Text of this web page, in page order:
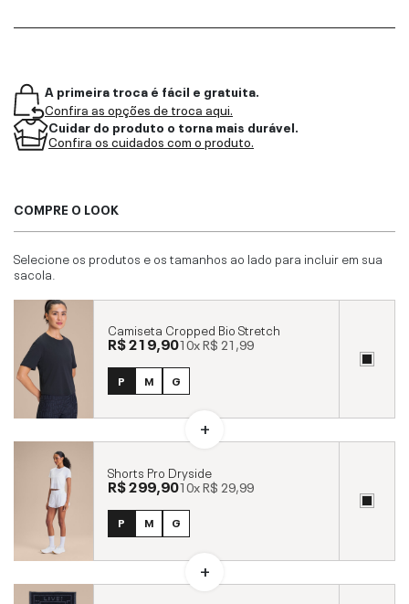
A primeira troca é fácil e gratuita.
Confira as opções de troca aqui.
Cuidar do produto o torna mais durável.
Confira os cuidados com o produto.
COMPRE O LOOK
Selecione os produtos e os tamanhos ao lado para incluir em sua
sacola.
Camiseta Cropped Bio Stretch
R$ 219,9010xR$ 21,99
P M G
Shorts Pro Dryside
R$ 299,9010xR$ 29,99
P M G